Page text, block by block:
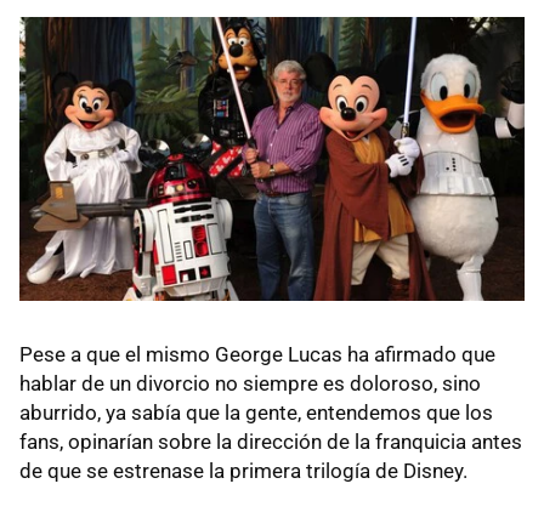
Pese a que el mismo George Lucas ha afirmado que
hablar de un divorcio no siempre es doloroso, sino
aburrido, ya sabía que la gente, entendemos que los
fans, opinarían sobre la dirección de la franquicia antes
de que se estrenase la primera trilogía de Disney.